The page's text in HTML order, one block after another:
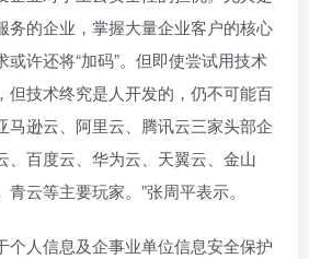
务的企业，掌握大量企业客户的核心
许还将“加码”。但即使尝试用技术
但技术终究是人开发的，仍不可能百
马逊云、阿里云、腾讯云三家头部企
、百度云、华为云、天翼云、金山
云等主要玩家。”张周平表示。
个人信息及企事业单位信息安全保护